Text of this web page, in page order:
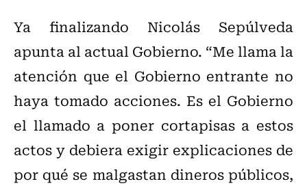
Ya finalizando Nicolás Sepúlveda
apunta al actual Gobierno. “Me llama la
atención que el Gobierno entrante no
haya tomado acciones. Es el Gobierno
el llamado a poner cortapisas a estos
actos y debiera exigir explicaciones de
por qué se malgastan dineros públicos,